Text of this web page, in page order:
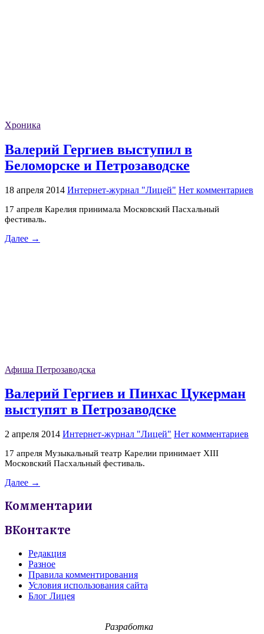
Хроника
Валерий Гергиев выступил в
Беломорске и Петрозаводске
18 апреля 2014 Интернет-журнал "Лицей" Нет комментариев
17 апреля Карелия принимала Московский Пасхальный
фестиваль.
Далее →
Афиша Петрозаводска
Валерий Гергиев и Пинхас Цукерман
выступят в Петрозаводске
2 апреля 2014 Интернет-журнал "Лицей" Нет комментариев
17 апреля Музыкальный театр Карелии принимает XIII
Московский Пасхальный фестиваль.
Далее →
Комментарии
ВКонтакте
Редакция
Разное
Правила комментирования
Условия использования сайта
Блог Лицея
Разработка